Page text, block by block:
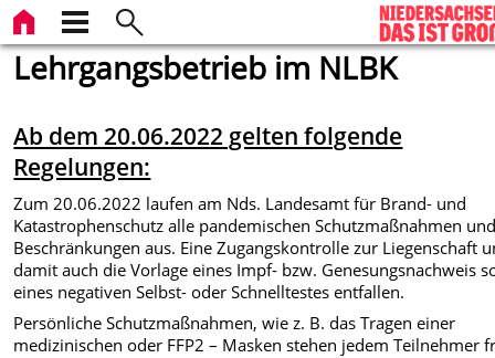
Lehrgangsbetrieb im NLBK
Ab dem 20.06.2022 gelten folgende
Regelungen:
Zum 20.06.2022 laufen am Nds. Landesamt für Brand- und
Katastrophenschutz alle pandemischen Schutzmaßnahmen
Beschränkungen aus. Eine Zugangskontrolle zur Liegenschaft
damit auch die Vorlage eines Impf- bzw. Genesungsnachweis
eines negativen Selbst- oder Schnelltestes entfallen.
Persönliche Schutzmaßnahmen, wie z. B. das Tragen einer
medizinischen oder FFP2 – Masken stehen jedem Teilnehmer